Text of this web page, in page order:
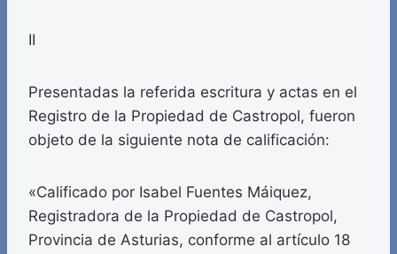
II
Presentadas la referida escritura y actas en el
Registro de la Propiedad de Castropol, fueron
objeto de la siguiente nota de calificación:
«Calificado por Isabel Fuentes Máiquez,
Registradora de la Propiedad de Castropol,
Provincia de Asturias, conforme al artículo 18